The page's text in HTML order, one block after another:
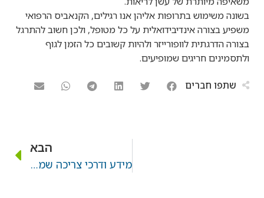
בשונה משימוש בתרופות אליהן אנו רגילים, הקנאביס הרפואי
משפיע בצורה אינדיבידואלית על כל מטופל, ולכן חשוב להתרגל
בצורה הדרגתית לוופורייזר ולהיות קשובים כל הזמן לגוף
ולתסמינים חריגים שמופיעים.
שתפו חברים
הבא
מידע ודרכי צריכה שמן CBD